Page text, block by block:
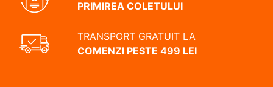
PRIMIREA COLETULUI
TRANSPORT GRATUIT LA
COMENZI PESTE 499 LEI